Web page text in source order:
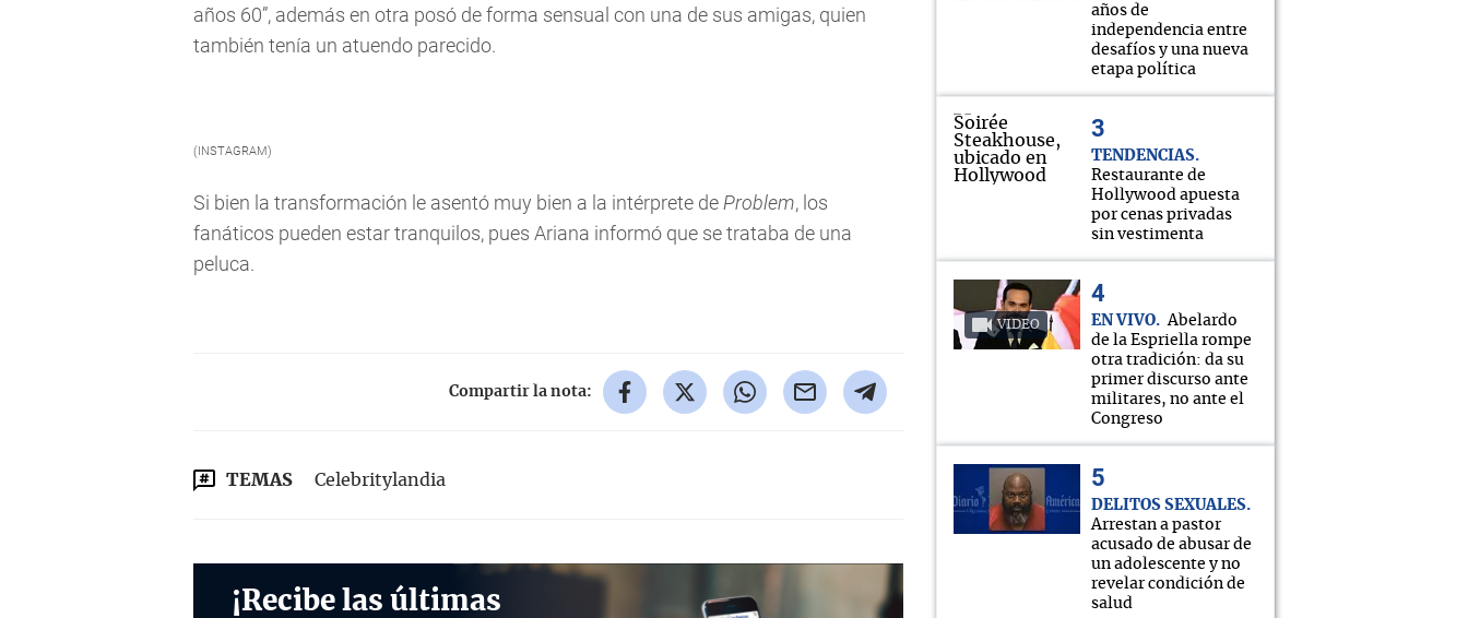
años 60”, además en otra posó de forma sensual con una de sus amigas, quien
también tenía un atuendo parecido.
(INSTAGRAM)
Si bien la transformación le asentó muy bien a la intérprete de Problem, los
fanáticos pueden estar tranquilos, pues Ariana informó que se trataba de una
peluca.
Compartir la nota:
TEMAS Celebritylandia
¡Recibe las últimas
años de
independencia entre
desafíos y una nueva
etapa política
TENDENCIAS
Restaurante de
Hollywood apuesta
por cenas privadas
sin vestimenta
VIDEO EN VIVO
Abelardo
de la Espriella rompe
otra tradición: da su
primer discurso ante
militares, no ante el
Congreso
DELITOS SEXUALES
Arrestan a pastor
acusado de abusar de
un adolescente y no
revelar condición de
salud